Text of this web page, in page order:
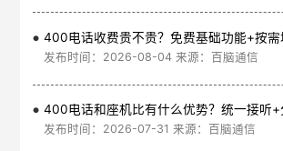
400电话收费贵不贵？免费基础功能+按需
发布时间：2026-08-04 来源：百脑通信
发布时间：2026-07-31 来源：百脑通信